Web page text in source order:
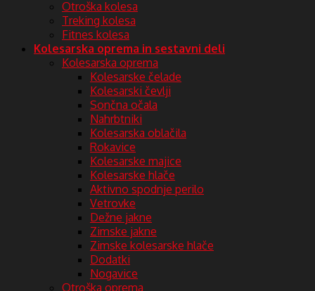
Otroška kolesa
Treking kolesa
Fitnes kolesa
Kolesarska oprema in sestavni deli
Kolesarska oprema
Kolesarske čelade
Kolesarski čevlji
Sončna očala
Nahrbtniki
Kolesarska oblačila
Rokavice
Kolesarske majice
Kolesarske hlače
Aktivno spodnje perilo
Vetrovke
Dežne jakne
Zimske jakne
Zimske kolesarske hlače
Dodatki
Nogavice
Otroška oprema